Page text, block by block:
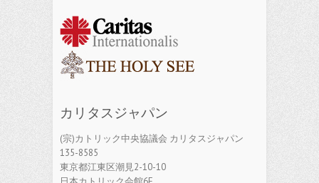
カリタスジャパン
(宗)カトリック中央協議会 カリタスジャパン
135-8585
東京都江東区潮見2-10-10